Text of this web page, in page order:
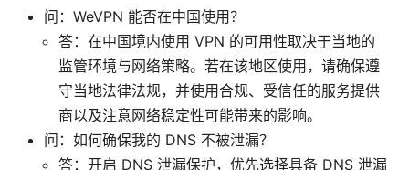
问：WeVPN 能否在中国使用？
答：在中国境内使用 VPN 的可用性取决于当地的
监管环境与网络策略。若在该地区使用，请确保遵
守当地法律法规，并使用合规、受信任的服务提供
商以及注意网络稳定性可能带来的影响。
问：如何确保我的 DNS 不被泄漏？
答：开启 DNS 泄漏保护，优先选择具备 DNS 泄漏